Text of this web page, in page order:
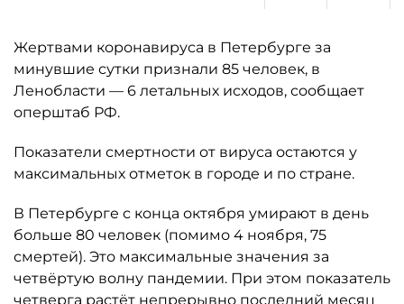
Жертвами коронавируса в Петербурге за
минувшие сутки признали 85 человек, в
Ленобласти — 6 летальных исходов, сообщает
оперштаб РФ.
Показатели смертности от вируса остаются у
максимальных отметок в городе и по стране.
В Петербурге с конца октября умирают в день
больше 80 человек (помимо 4 ноября, 75
смертей). Это максимальные значения за
четвёртую волну пандемии. При этом показатель
четверга растёт непрерывно последний месяц